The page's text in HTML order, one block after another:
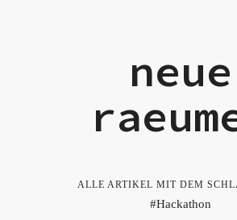
neue
ALLE ARTIKEL MIT DEM
Hackathon